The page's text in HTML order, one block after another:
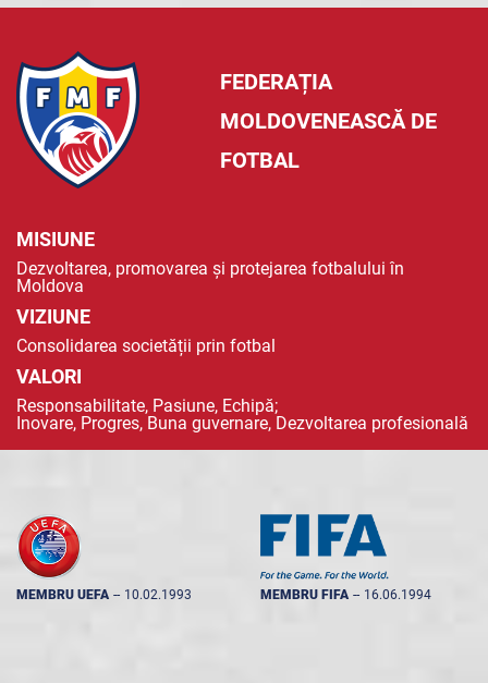
FEDERAȚIA
MOLDOVENEASCĂ DE
FOTBAL
MISIUNE
Dezvoltarea, promovarea și protejarea fotbalului în
Moldova
VIZIUNE
Consolidarea societății prin fotbal
VALORI
Responsabilitate, Pasiune, Echipă;
Inovare, Progres, Buna guvernare, Dezvoltarea profesională
MEMBRU UEFA -- 10.02.1993 MEMBRU FIFA -- 16.06.1994